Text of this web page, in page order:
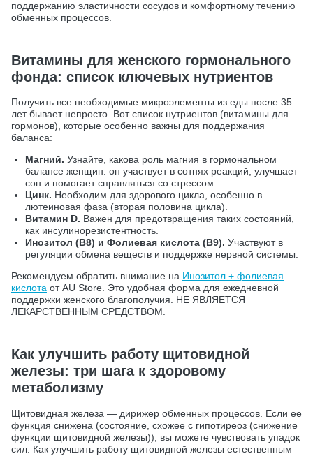
поддержанию эластичности сосудов и комфортному течению
обменных процессов.
Витамины для женского гормонального
фонда: список ключевых нутриентов
Получить все необходимые микроэлементы из еды после 35
лет бывает непросто. Вот список нутриентов (витамины для
гормонов), которые особенно важны для поддержания
баланса:
Магний. Узнайте, какова роль магния в гормональном
балансе женщин: он участвует в сотнях реакций, улучшает
сон и помогает справляться со стрессом.
Цинк. Необходим для здорового цикла, особенно в
лютеиновая фаза (вторая половина цикла).
Витамин D. Важен для предотвращения таких состояний,
как инсулинорезистентность.
Инозитол (В8) и Фолиевая кислота (В9). Участвуют в
регуляции обмена веществ и поддержке нервной системы.
Рекомендуем обратить внимание на Инозитол + фолиевая
кислота от AU Store. Это удобная форма для ежедневной
поддержки женского благополучия. НЕ ЯВЛЯЕТСЯ
ЛЕКАРСТВЕННЫМ СРЕДСТВОМ.
Как улучшить работу щитовидной
железы: три шага к здоровому
метаболизму
Щитовидная железа — дирижер обменных процессов. Если ее
функция снижена (состояние, схожее с гипотиреоз (снижение
функции щитовидной железы)), вы можете чувствовать упадок
сил. Как улучшить работу щитовидной железы естественным